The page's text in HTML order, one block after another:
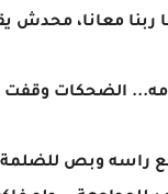
معانا، محدش
الضحكات وقفت
راسه وبص